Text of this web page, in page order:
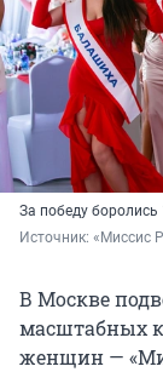
За победу боролись
Источник: «Миссис
В Москве
масштабных
женщин —